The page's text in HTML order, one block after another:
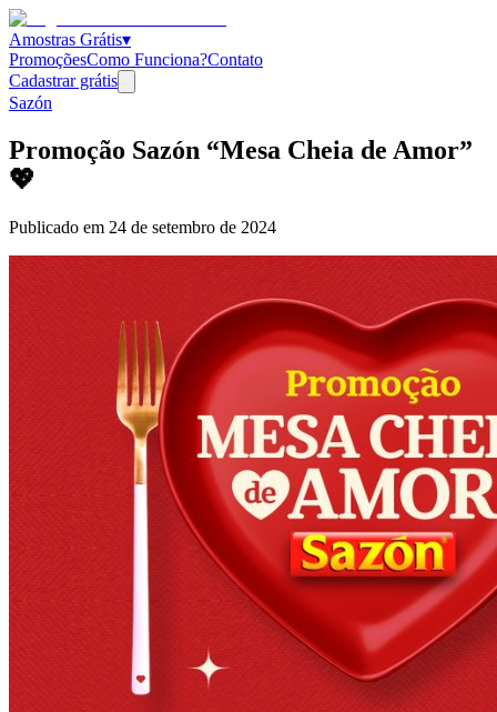
Amostras Grátis▾
PromoçõesComo Funciona?Contato
Cadastrar grátis
Sazón
Promoção Sazón “Mesa Cheia de Amor”
💖
Publicado em 24 de setembro de 2024